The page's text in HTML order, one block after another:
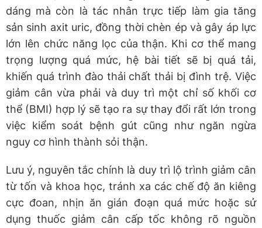
dáng mà còn là tác nhân trực tiếp làm gia tăng
sản sinh axit uric, đồng thời chèn ép và gây áp lực
lớn lên chức năng lọc của thận. Khi cơ thể mang
trọng lượng quá mức, hệ bài tiết sẽ bị quá tải,
khiến quá trình đào thải chất thải bị đình trệ. Việc
giảm cân vừa phải và duy trì một chỉ số khối cơ
thể (BMI) hợp lý sẽ tạo ra sự thay đổi rất lớn trong
việc kiểm soát bệnh gút cũng như ngăn ngừa
nguy cơ hình thành sỏi thận.
Lưu ý, nguyên tắc chính là duy trì lộ trình giảm cân
từ tốn và khoa học, tránh xa các chế độ ăn kiêng
cực đoan, nhịn ăn gián đoạn quá mức hoặc sử
dụng thuốc giảm cân cấp tốc không rõ nguồn